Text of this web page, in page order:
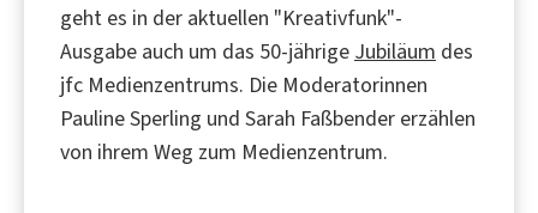
geht es in der aktuellen "Kreativfunk"-
Ausgabe auch um das 50-jährige Jubiläum des
jfc Medienzentrums. Die Moderatorinnen
Pauline Sperling und Sarah Faßbender erzählen
von ihrem Weg zum Medienzentrum.